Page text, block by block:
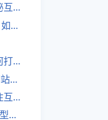
深圳网站建设分享：揭秘互联网营销中的伪IP策略
打造“牛气十足”的网站：如何提升用户体验
深圳网站建设分享：如何打造营销型网站？
"提升网站PR值：深圳网站分享重要经验"
深圳网站建设分享：抓住互联网营销风口，如何优化你的网站
企业如何适应互联网+转型？——深圳网站建设专家分享